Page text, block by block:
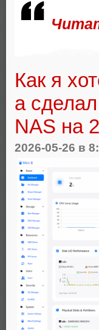
Как я
а
NAS на
2026-05-26 в